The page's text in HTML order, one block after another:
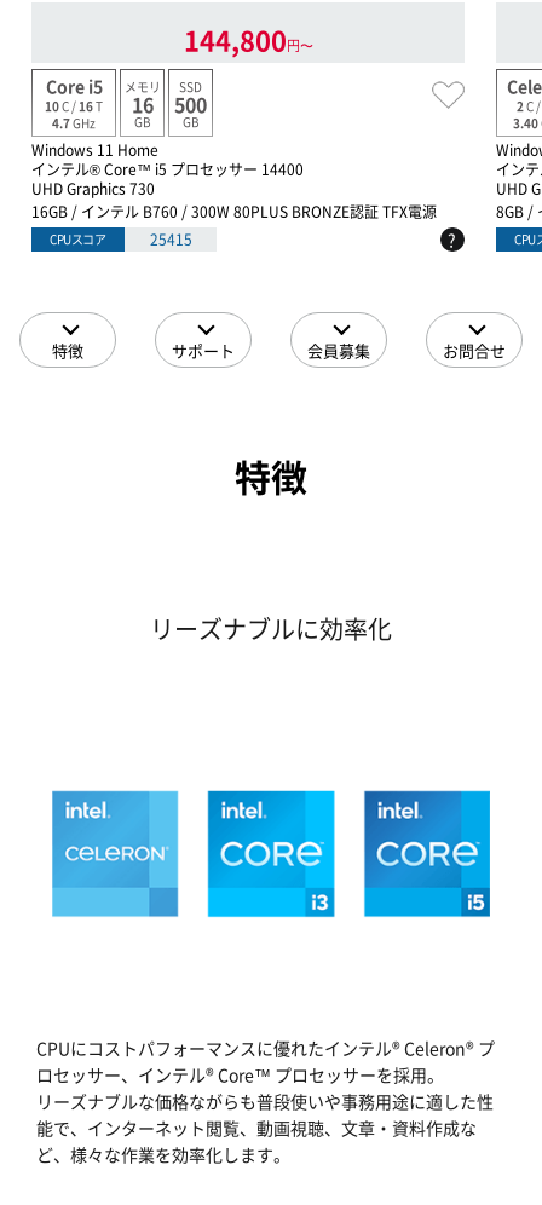
144,800円〜
Core i5
10C / 16T
4.7GHz
メモリ
16
GB
SSD
500
GB
Windows 11 Home
インテル® Core™ i5 プロセッサー 14400
UHD Graphics 730
16GB / インテル B760 / 300W 80PLUS BRONZE認証 TFX電源
CPUスコア 25415 ?
2 C /
3.40
イン
UHD
8GB /
CPU
特徴 サポート 会員募集 お問合せ
特徴
リーズナブルに効率化
CPUにコストパフォーマンスに優れたインテル® Celeron® プ
ロセッサー、インテル® Core™ プロセッサーを採用。
リーズナブルな価格ながらも普段使いや事務用途に適した性
能で、インターネット閲覧、動画視聴、文章・資料作成な
ど、様々な作業を効率化します。